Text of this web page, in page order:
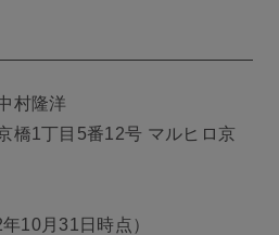
村隆洋
橋1丁目5番12号 マルヒロ京
10月31日時点）